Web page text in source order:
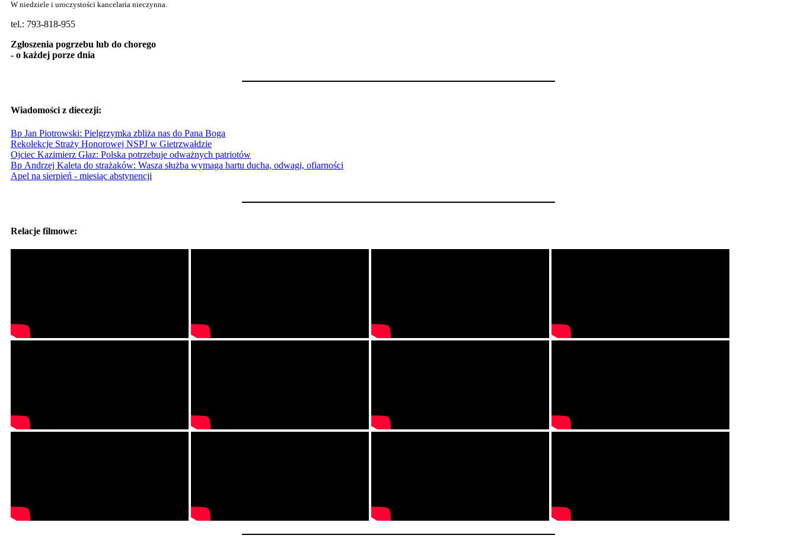
W niedziele i uroczystości kancelaria nieczynna.
tel.: 793-818-955
Zgłoszenia pogrzebu lub do chorego
- o każdej porze dnia
Wiadomości z diecezji:
Bp Jan Piotrowski: Pielgrzymka zbliża nas do Pana Boga
Rekolekcje Straży Honorowej NSPJ w Gietrzwałdzie
Ojciec Kazimierz Głaz: Polska potrzebuje odważnych patriotów
Bp Andrzej Kaleta do strażaków: Wasza służba wymaga hartu ducha, odwagi, ofiarności
Apel na sierpień - miesiąc abstynencji
Relacje filmowe: